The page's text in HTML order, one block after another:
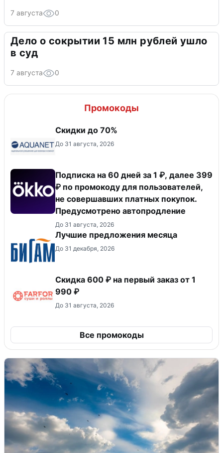
7 августа 0
Дело о сокрытии 15 млн рублей ушло
в суд
7 августа 0
Промокоды
Скидки до 70%
До 31 августа, 2026
Подписка на 60 дней за 1 ₽, далее 399
₽ по промокоду для пользователей,
не совершавших платных покупок.
Предусмотрено автопродление
До 31 августа, 2026
Лучшие предложения месяца
До 31 декабря, 2026
Скидка 600 ₽ на первый заказ от 1
990 ₽
До 31 августа, 2026
Все промокоды